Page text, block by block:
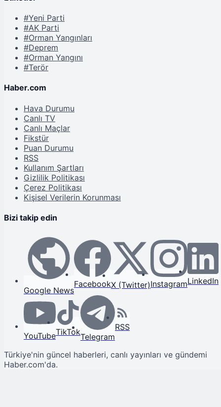
#Yeni Parti
#AK Parti
#Orman Yangınları
#Deprem
#Orman Yangını
#Terör
Haber.com
Hava Durumu
Canlı TV
Canlı Maçlar
Fikstür
Puan Durumu
RSS
Kullanım Şartları
Gizlilik Politikası
Çerez Politikası
Kişisel Verilerin Korunması
Bizi takip edin
Google News
FacebookX (Twitter)InstagramLinkedIn
YouTubeTikTokTelegram
RSS
Türkiye'nin güncel haberleri, canlı yayınları ve gündemi
Haber.com'da.